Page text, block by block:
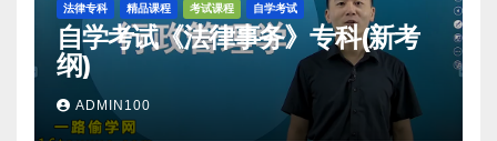
法律专科 精品课程 考试课程 自学考试
自学考试《法律事务》专科(新考
纲)
ADMIN100